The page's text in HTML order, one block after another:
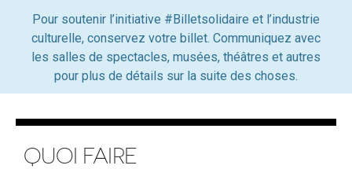
Pour soutenir l’initiative #Billetsolidaire et l’industrie
culturelle, conservez votre billet. Communiquez avec
les salles de spectacles, musées, théâtres et autres
pour plus de détails sur la suite des choses.
QUOI FAIRE